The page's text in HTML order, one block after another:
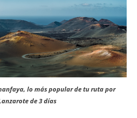
lo más popular de tu ruta por
de 3 días